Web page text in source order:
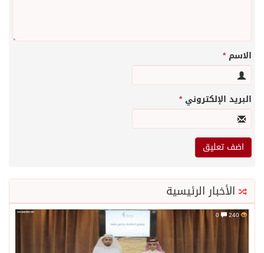
الاسم*
البريد الإلكتروني*
الأخبار الرئيسية
240